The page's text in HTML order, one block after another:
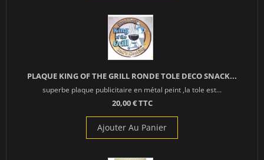
PLAQUE KING OF THE GRILL RONDE TOLE DECO SNACK...
superbe plaque publicitaire en métal peint ,la tole est...
20,00 € TTC
Ajouter Au Panier